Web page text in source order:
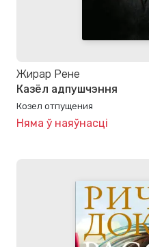
Жирар Рене
Казёл адпушчэння
Козел отпущения
Няма ў наяўнасці